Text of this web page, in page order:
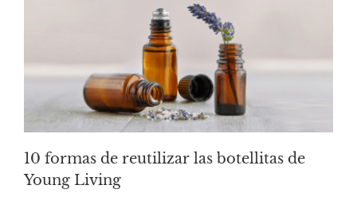
10 formas de reutilizar las botellitas de
Young Living